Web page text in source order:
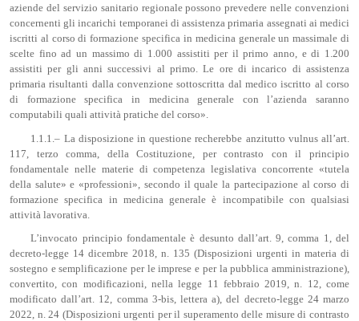
aziende del servizio sanitario regionale possono prevedere nelle convenzioni
concernenti gli incarichi temporanei di assistenza primaria assegnati ai medici
iscritti al corso di formazione specifica in medicina generale un massimale di
scelte fino ad un massimo di 1.000 assistiti per il primo anno, e di 1.200
assistiti per gli anni successivi al primo. Le ore di incarico di assistenza
primaria risultanti dalla convenzione sottoscritta dal medico iscritto al corso
di formazione specifica in medicina generale con l’azienda saranno
computabili quali attività pratiche del corso».
1.1.1.– La disposizione in questione recherebbe anzitutto vulnus all’art.
117, terzo comma, della Costituzione, per contrasto con il principio
fondamentale nelle materie di competenza legislativa concorrente «tutela
della salute» e «professioni», secondo il quale la partecipazione al corso di
formazione specifica in medicina generale è incompatibile con qualsiasi
attività lavorativa.
L’invocato principio fondamentale è desunto dall’art. 9, comma 1, del
decreto-legge 14 dicembre 2018, n. 135 (Disposizioni urgenti in materia di
sostegno e semplificazione per le imprese e per la pubblica amministrazione),
convertito, con modificazioni, nella legge 11 febbraio 2019, n. 12, come
modificato dall’art. 12, comma 3-bis, lettera a), del decreto-legge 24 marzo
2022, n. 24 (Disposizioni urgenti per il superamento delle misure di contrasto